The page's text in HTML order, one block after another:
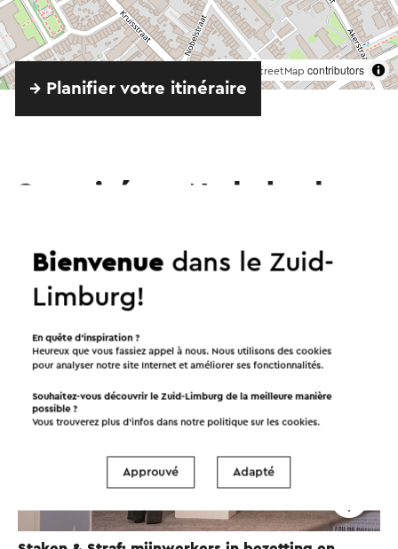
OpenStreetMap contributors
→ Planifier votre itinéraire
Organisé par Nederlands
Bienvenuedans le Zuid-
Limburg!
En quête d’inspiration ?
Heureux que vous fassiez appel à nous. Nous utilisons des cookies
pour analyser notre site Internet et améliorer ses fonctionnalités.
Souhaitez-vous découvrir le Zuid-Limburg de la meilleure manière
possible ?
Vous trouverez plus d’infos dans notre politique sur lescookies.
Approuvé Adapté